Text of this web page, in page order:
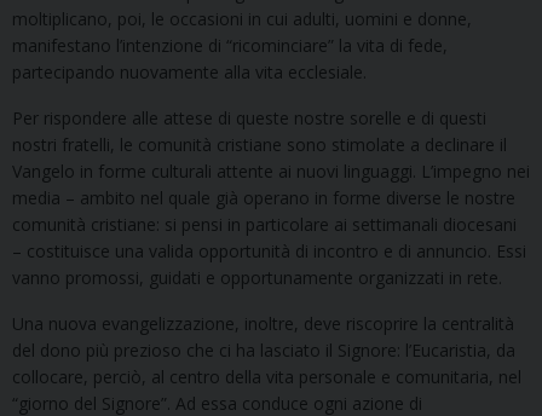
moltiplicano, poi, le occasioni in cui adulti, uomini e donne,
manifestano l’intenzione di “ricominciare” la vita di fede,
partecipando nuovamente alla vita ecclesiale.
Per rispondere alle attese di queste nostre sorelle e di questi
nostri fratelli, le comunità cristiane sono stimolate a declinare il
Vangelo in forme culturali attente ai nuovi linguaggi. L’impegno nei
media – ambito nel quale già operano in forme diverse le nostre
comunità cristiane: si pensi in particolare ai settimanali diocesani
– costituisce una valida opportunità di incontro e di annuncio. Essi
vanno promossi, guidati e opportunamente organizzati in rete.
Una nuova evangelizzazione, inoltre, deve riscoprire la centralità
del dono più prezioso che ci ha lasciato il Signore: l’Eucaristia, da
collocare, perciò, al centro della vita personale e comunitaria, nel
“giorno del Signore”. Ad essa conduce ogni azione di